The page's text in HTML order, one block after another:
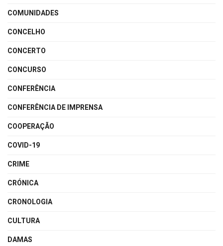
COMUNIDADES
CONCELHO
CONCERTO
CONCURSO
CONFERÊNCIA
CONFERÊNCIA DE IMPRENSA
COOPERAÇÃO
COVID-19
CRIME
CRÓNICA
CRONOLOGIA
CULTURA
DAMAS